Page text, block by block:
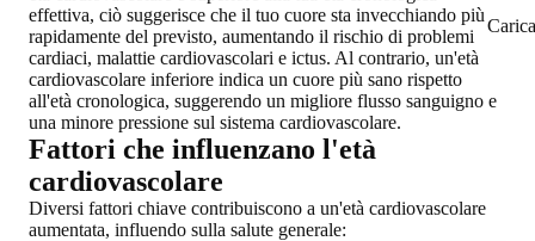
effettiva, ciò suggerisce che il tuo cuore sta invecchiando più
rapidamente del previsto, aumentando il rischio di problemi
cardiaci, malattie cardiovascolari e ictus. Al contrario, un'età
cardiovascolare inferiore indica un cuore più sano rispetto
all'età cronologica, suggerendo un migliore flusso sanguigno e
una minore pressione sul sistema cardiovascolare.
Fattori che influenzano l'età
cardiovascolare
Diversi fattori chiave contribuiscono a un'età cardiovascolare
aumentata, influendo sulla salute generale: